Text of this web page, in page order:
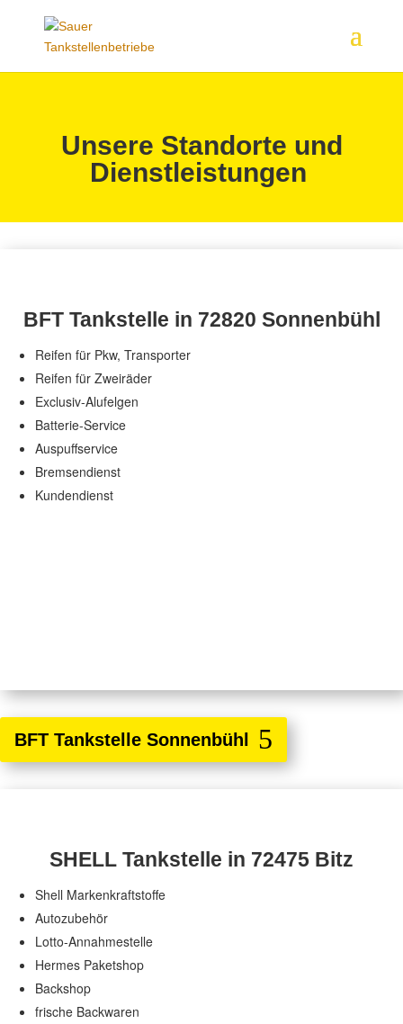
Unsere Standorte und
Dienstleistungen
BFT Tankstelle in 72820 Sonnenbühl
Reifen für Pkw, Transporter
Reifen für Zweiräder
Exclusiv-Alufelgen
Batterie-Service
Auspuffservice
Bremsendienst
Kundendienst
BFT Tankstelle Sonnenbühl
SHELL Tankstelle in 72475 Bitz
Shell Markenkraftstoffe
Autozubehör
Lotto-Annahmestelle
Hermes Paketshop
Backshop
frische Backwaren